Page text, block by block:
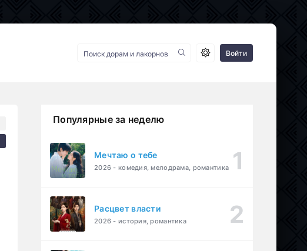
Войти
Популярные за неделю
Мечтаю о тебе
2026 - комедия, мелодрама, романтика
Расцвет власти
2026 - история, романтика